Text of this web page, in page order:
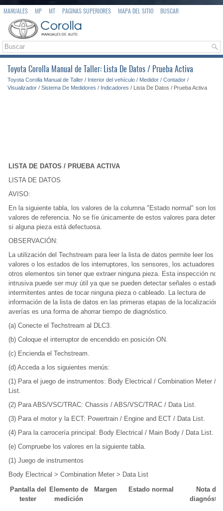
MANUALES MP MT PAGINAS SUPERIORES MAPA DEL SITIO BUSCAR
Toyota Corolla Manual de Taller: Lista De Datos / Prueba Activa
Toyota Corolla Manual de Taller / Interior del vehículo / Medidor / Contador /
Visualizador / Sistema De Medidores / Indicadores / Lista De Datos / Prueba Activa
LISTA DE DATOS / PRUEBA ACTIVA
LISTA DE DATOS
AVISO:
En la siguiente tabla, los valores de la columna "Estado normal" son los
valores de referencia. No se fíe únicamente de estos valores para
si alguna pieza está defectuosa.
OBSERVACIÓN:
La utilización del Techstream para leer la lista de datos permite leer los
valores o los estados de los interruptores, los sensores, los actuadores y
otros elementos sin tener que extraer ninguna pieza. Esta inspección no
intrusiva puede ser muy útil ya que se pueden detectar señales o estados
intermitentes antes de tocar ninguna pieza o cableado. La lectura de
información de la lista de datos en las primeras etapas de la localización
averías es una forma de ahorrar tiempo de diagnóstico.
(a) Conecte el Techstream al DLC3.
(b) Coloque el interruptor de encendido en posición ON.
(c) Encienda el Techstream.
(d) Acceda a los siguientes menús:
(1) Para el juego de instrumentos: Body Electrical / Combination Meter /
List.
(2) Para ABS/VSC/TRAC: Chassis / ABS/VSC/TRAC / Data List.
(3) Para el motor y la ECT: Powertrain / Engine and ECT / Data List.
(4) Para la carrocería principal: Body Electrical / Main Body / Data List.
(e) Compruebe los valores en la siguiente tabla.
(1) Juego de instrumentos
Body Electrical > Combination Meter > Data List
Pantalla del
tester
Elemento de
medición
Margen Estado normal
Nota de